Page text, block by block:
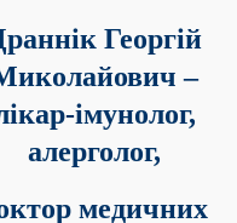
Георгій
–
імунолог,
алерголог,
медичних